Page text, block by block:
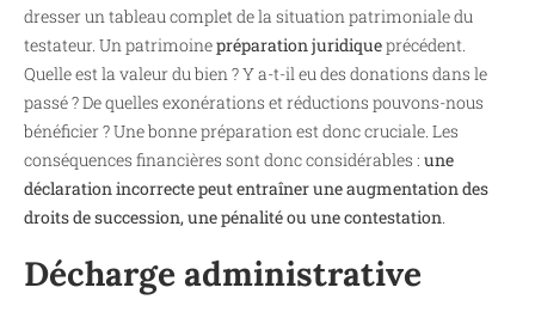
dresser un tableau complet de la situation patrimoniale du
testateur. Un patrimoinepréparation juridiqueprécédent.
Quelle est la valeur du bien ? Y a-t-il eu des donations dans le
passé ? De quelles exonérations et réductions pouvons-nous
bénéficier ? Une bonne préparation est donc cruciale. Les
conséquences financières sont donc considérables : une
déclaration incorrecte peut entraîner une augmentation des
droits de succession, une pénalité ou une contestation.
Décharge administrative